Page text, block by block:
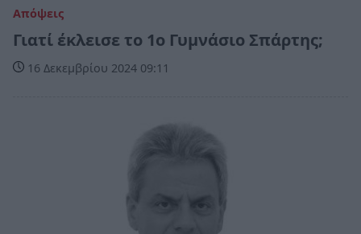
Απόψεις
Γιατί έκλεισε το 1ο Γυμνάσιο Σπάρτης;
16 Δεκεμβρίου 2024 09:11